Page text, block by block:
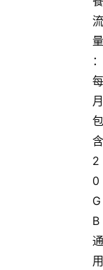
流
量
：
每
月
包
含
2
0
G
B
通
用